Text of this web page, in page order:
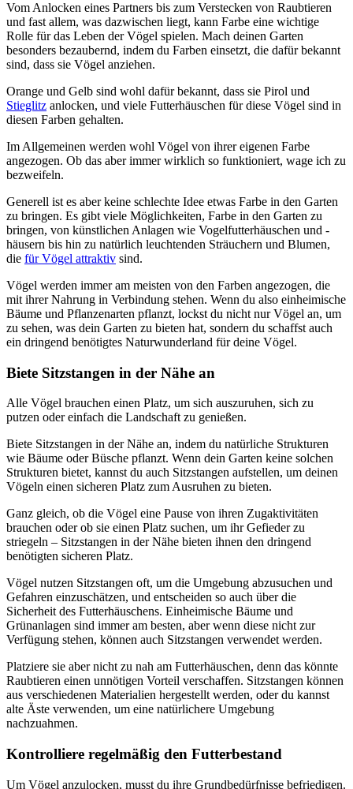
Vom Anlocken eines Partners bis zum Verstecken von Raubtieren
und fast allem, was dazwischen liegt, kann Farbe eine wichtige
Rolle für das Leben der Vögel spielen. Mach deinen Garten
besonders bezaubernd, indem du Farben einsetzt, die dafür bekannt
sind, dass sie Vögel anziehen.
Orange und Gelb sind wohl dafür bekannt, dass sie Pirol und
Stieglitz anlocken, und viele Futterhäuschen für diese Vögel sind in
diesen Farben gehalten.
Im Allgemeinen werden wohl Vögel von ihrer eigenen Farbe
angezogen. Ob das aber immer wirklich so funktioniert, wage ich zu
bezweifeln.
Generell ist es aber keine schlechte Idee etwas Farbe in den Garten
zu bringen. Es gibt viele Möglichkeiten, Farbe in den Garten zu
bringen, von künstlichen Anlagen wie Vogelfutterhäuschen und -
häusern bis hin zu natürlich leuchtenden Sträuchern und Blumen,
die für Vögel attraktiv sind.
Vögel werden immer am meisten von den Farben angezogen, die
mit ihrer Nahrung in Verbindung stehen. Wenn du also einheimische
Bäume und Pflanzenarten pflanzt, lockst du nicht nur Vögel an, um
zu sehen, was dein Garten zu bieten hat, sondern du schaffst auch
ein dringend benötigtes Naturwunderland für deine Vögel.
Biete Sitzstangen in der Nähe an
Alle Vögel brauchen einen Platz, um sich auszuruhen, sich zu
putzen oder einfach die Landschaft zu genießen.
Biete Sitzstangen in der Nähe an, indem du natürliche Strukturen
wie Bäume oder Büsche pflanzt. Wenn dein Garten keine solchen
Strukturen bietet, kannst du auch Sitzstangen aufstellen, um deinen
Vögeln einen sicheren Platz zum Ausruhen zu bieten.
Ganz gleich, ob die Vögel eine Pause von ihren Zugaktivitäten
brauchen oder ob sie einen Platz suchen, um ihr Gefieder zu
striegeln – Sitzstangen in der Nähe bieten ihnen den dringend
benötigten sicheren Platz.
Vögel nutzen Sitzstangen oft, um die Umgebung abzusuchen und
Gefahren einzuschätzen, und entscheiden so auch über die
Sicherheit des Futterhäuschens. Einheimische Bäume und
Grünanlagen sind immer am besten, aber wenn diese nicht zur
Verfügung stehen, können auch Sitzstangen verwendet werden.
Platziere sie aber nicht zu nah am Futterhäuschen, denn das könnte
Raubtieren einen unnötigen Vorteil verschaffen. Sitzstangen können
aus verschiedenen Materialien hergestellt werden, oder du kannst
alte Äste verwenden, um eine natürlichere Umgebung
nachzuahmen.
Kontrolliere regelmäßig den Futterbestand
Um Vögel anzulocken, musst du ihre Grundbedürfnisse befriedigen.